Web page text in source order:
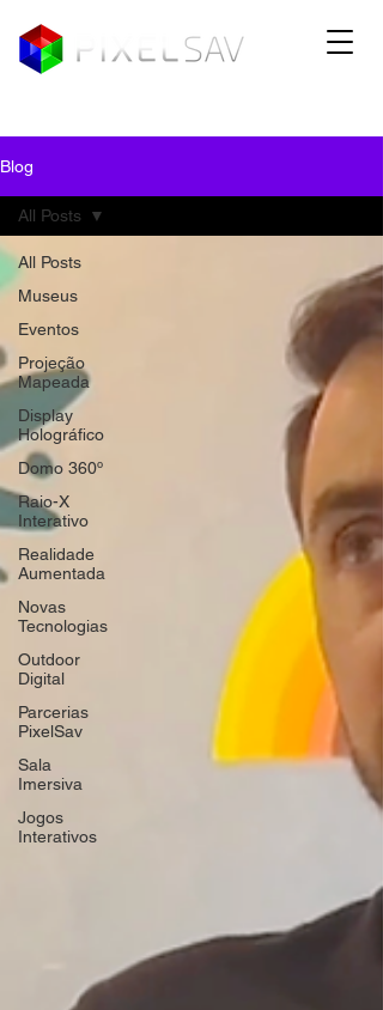
Blog
All Posts
Museus
Eventos
Projeção
Mapeada
Display
Holográfico
Domo 360º
Raio-X
Interativo
Realidade
Aumentada
Novas
Tecnologias
Outdoor
Digital
Parcerias
PixelSav
Sala
Imersiva
Jogos
Interativos
All Posts